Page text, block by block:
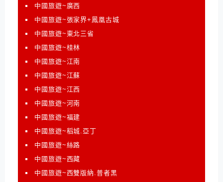
中國旅遊~廣西
中國旅遊~張家界+鳳凰古城
中國旅遊~東北三省
中國旅遊~桂林
中國旅遊~江南
中國旅遊~江蘇
中國旅遊~江西
中國旅遊~河南
中國旅遊~福建
中國旅遊~稻城.亞丁
中國旅遊~絲路
中國旅遊~西藏
中國旅遊~西雙版納.普者黑